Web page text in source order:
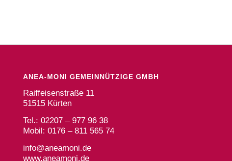
ANEA-MONI GEMEINNÜTZIGE GMBH
Raiffeisenstraße 11
51515 Kürten
Tel.: 02207 – 977 96 38
Mobil: 0176 – 811 565 74
info@aneamoni.de
www.aneamoni.de